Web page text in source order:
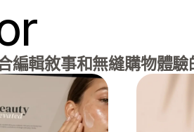
編輯敘事和無縫購物體